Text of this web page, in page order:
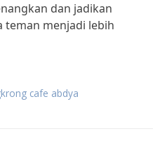
dan jadikan
teman menjadi lebih
cafe abdya